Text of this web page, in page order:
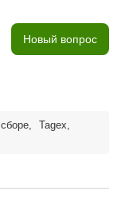
Новый вопрос
сборе, Tagex,